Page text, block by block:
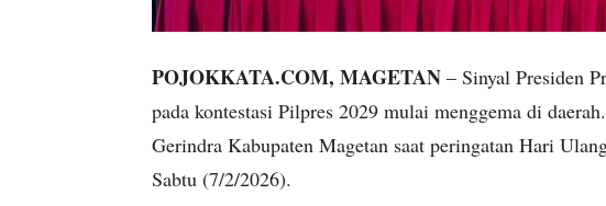
POJOKKATA.COM, MAGETAN – Sinyal Presiden
pada kontestasi Pilpres 2029 mulai menggema di
Gerindra Kabupaten Magetan saat peringatan Hari
Sabtu (7/2/2026).